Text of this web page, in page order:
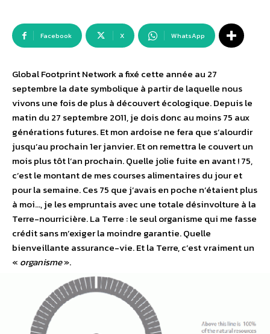
Facebook X WhatsApp
Global Footprint Network a fixé cette année au 27
septembre la date symbolique à partir de laquelle nous
vivons une fois de plus à découvert écologique. Depuis le
matin du 27 septembre 2011, je dois donc au moins 75 aux
générations futures. Et mon ardoise ne fera que s’alourdir
jusqu’au prochain 1er janvier. Et on remettra le couvert un
mois plus tôt l’an prochain. Quelle jolie fuite en avant ! 75,
c’est le montant de mes courses alimentaires du jour et
pour la semaine. Ces 75 que j’avais en poche n’étaient plus
à moi…, je les empruntais avec une totale désinvolture à la
Terre-nourricière. La Terre : le seul organisme qui me fasse
crédit sans m’exiger la moindre garantie. Quelle
bienveillante assurance-vie. Et la Terre, c’est vraiment un
« organisme».